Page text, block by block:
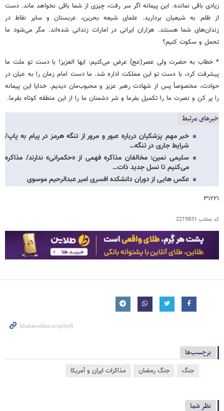
زیادی باقی نمانده. این پیمانه اگر سر رفت، چیزی از شما باقی نخواهد ماند. دست
از ظلم به شیعیان بردارید. علمای شیعه بحرین، عربستان و سایر نقاط در
زندان‌های شما هستند. هزاران ایرانی در امارات زندانی شده‌اند. مگر می‌شود ما
تحمل و سکوت کنیم؟
* خطاب به حضرت ولی عصر(عج) عرض می‌کنیم: ایها العزیز! با دست تو ملت ما
پیشرفت کرد، با دست تو این مملکت اداره شد. ما دست امام زمان را به عیان در
حوادث، مخصوصاً پس از شهادت رهبر عزیز و محبوب‌مان دیدیم. خدایا این پیمانه
را پر کن و نصرت ما را تکمیل بفرما و شر دشمنان ما را از این منطقه کوتاه بفرما.
خبرهای مرتبط
خبر مهم پزشکیان درباره عبور و مرور از تنگه هرمز در پیام به پاپ/
شرایط جاری در تنگه…
سلیمی نمین: مخالفان مذاکره فهمی از «حکمرانی» ندارند/ مذاکره
می‌کنیم تا نسل جدید ذات…
عکس هایی از دوران دانشکده افسری امیر عبدالرحیم موسوی
۳۱۲۲۱
کد مطلب 2219831
برچسب‌ها
جنگ جنگ رمضان مذاکرات ایران و آمریکا
نظر شما